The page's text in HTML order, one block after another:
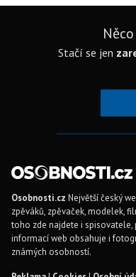
Stačí se jen
Osobnosti.cz Největší český
zpěváků, zpěvaček, modelek,
toho zde najdete i spisovatele,
informací web obsahuje i
známých osobností.